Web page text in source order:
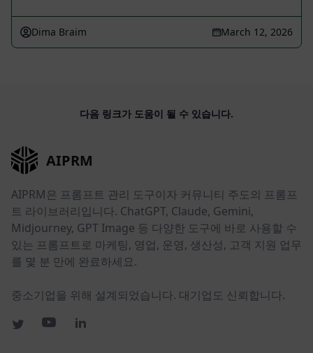
Dima Braim March 12, 2026
다음 링크가 도움이 될 수 있습니다.
AIPRM
AIPRM은 프롬프트 관리 도구이자 커뮤니티 주도의 프롬프
트 라이브러리입니다. ChatGPT, Claude, Gemini,
Midjourney, GPT Image 등 다양한 도구에 바로 사용할 수
있는 프롬프트로 마케팅, 영업, 운영, 생산성, 고객 지원 업무
를 몇 분 만에 완료하세요.
중소기업을 위해 설계되었습니다. 대기업도 신뢰합니다.